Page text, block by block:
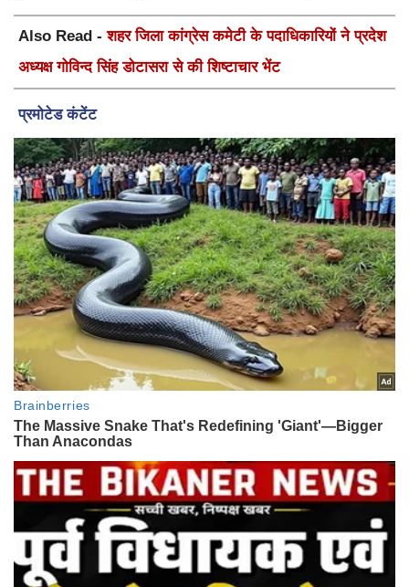
Also Read -शहर जिला कांग्रेस कमेटी के पदाधिकारियों ने प्रदेश
अध्यक्ष गोविन्द सिंह डोटासरा से की शिष्टाचार भेंट